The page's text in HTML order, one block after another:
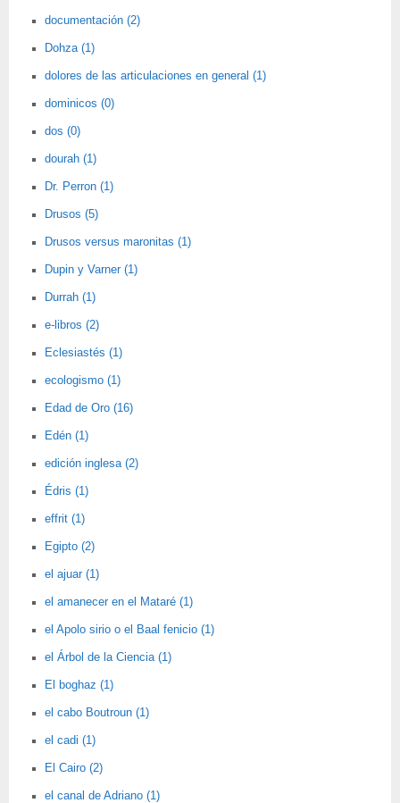
documentación (2)
Dohza (1)
dolores de las articulaciones en general (1)
dominicos (0)
dos (0)
dourah (1)
Dr. Perron (1)
Drusos (5)
Drusos versus maronitas (1)
Dupin y Varner (1)
Durrah (1)
e-libros (2)
Eclesiastés (1)
ecologismo (1)
Edad de Oro (16)
Edén (1)
edición inglesa (2)
Édris (1)
effrit (1)
Egipto (2)
el ajuar (1)
el amanecer en el Mataré (1)
el Apolo sirio o el Baal fenicio (1)
el Árbol de la Ciencia (1)
El boghaz (1)
el cabo Boutroun (1)
el cadi (1)
El Cairo (2)
el canal de Adriano (1)